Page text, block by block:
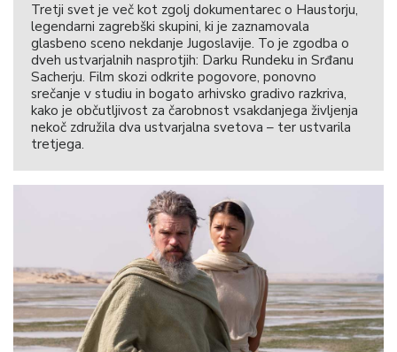
Tretji svet je več kot zgolj dokumentarec o Haustorju,
legendarni zagrebški skupini, ki je zaznamovala
glasbeno sceno nekdanje Jugoslavije. To je zgodba o
dveh ustvarjalnih nasprotjih: Darku Rundeku in Srđanu
Sacherju. Film skozi odkrite pogovore, ponovno
srečanje v studiu in bogato arhivsko gradivo razkriva,
kako je občutljivost za čarobnost vsakdanjega življenja
nekoč združila dva ustvarjalna svetova – ter ustvarila
tretjega.